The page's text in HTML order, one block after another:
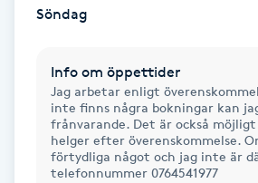
Gel naglar
Gelenaglar
Gellack
Gellack med förstärkning
Söndag
Info om öppettider
Jag arbetar enligt
inte finns några bokningar kan
frånvarande. Det är också
helger efter överenskommelse.
förtydliga något och jag inte är
telefonnummer 0764541977